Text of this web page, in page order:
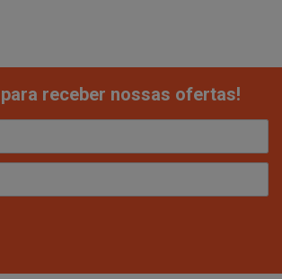
receber nossas ofertas!